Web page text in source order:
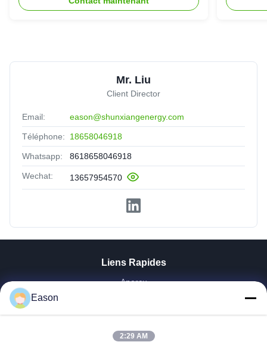
Mr. Liu
Client Director
Email: eason@shunxiangenergy.com
Téléphone: 18658046918
Whatsapp: 8618658046918
Wechat: 13657954570
Liens Rapides
Aperçu
Vidéos
A Propos De Nous
Eason
2:29 AM